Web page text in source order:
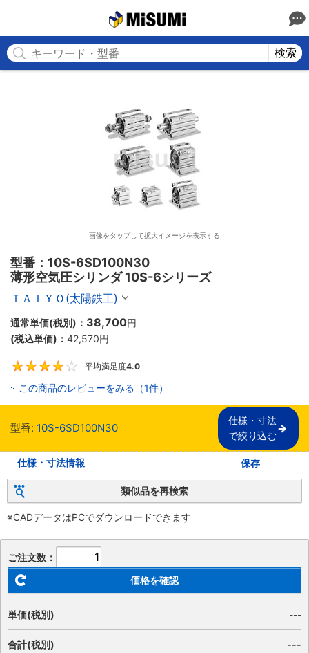
検索
画像をタップして拡大イメージを表示する
型番：10S-6SD100N30
薄形空気圧シリンダ 10S-6シリーズ
ＴＡＩＹＯ(太陽鉄工)
通常単価(税別)： 38,700円
(税込単価)： 42,570円
平均満足度4.0
この商品のレビューをみる（1件）
型番: 10S-6SD100N30
仕様・寸法
で絞り込む
仕様・寸法情報 保存
類似品を再検索
※CADデータはPCでダウンロードできます
ご注文数：
価格を確認
単価(税別) ---
合計(税別)
---